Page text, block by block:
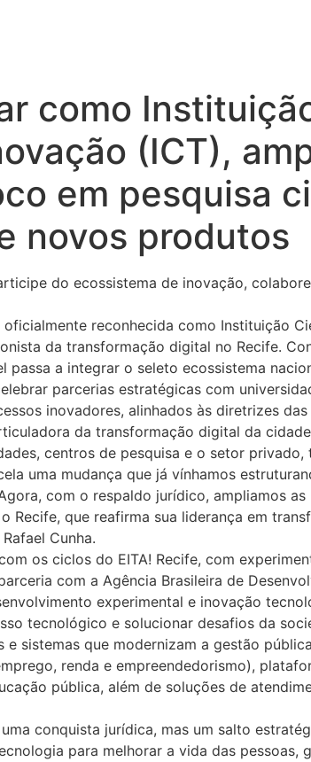
como
(ICT),
em pesquisa
novos produtos
do ecossistema de inovação,
reconhecida como Instituição
da transformação digital no Recife.
passa a integrar o seleto ecossistema
parcerias estratégicas com
inovadores, alinhados às diretrizes
da transformação digital da
centros de pesquisa e o setor
uma mudança que já vínhamos
com o respaldo jurídico, ampliamos
Recife, que reafirma sua liderança em
Cunha.
os ciclos do EITA! Recife, com
com a Agência Brasileira de
experimental e inovação
tecnológico e solucionar desafios da
sistemas que modernizam a gestão
renda e empreendedorismo),
pública, além de soluções de
conquista jurídica, mas um salto
para melhorar a vida das